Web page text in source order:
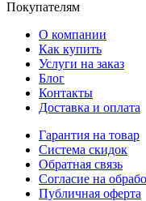
Покупателям
О компании
Как купить
Услуги на заказ
Блог
Контакты
Доставка и оплата
Гарантия на товар
Система скидок
Обратная связь
Согласие на
Публичная оферта